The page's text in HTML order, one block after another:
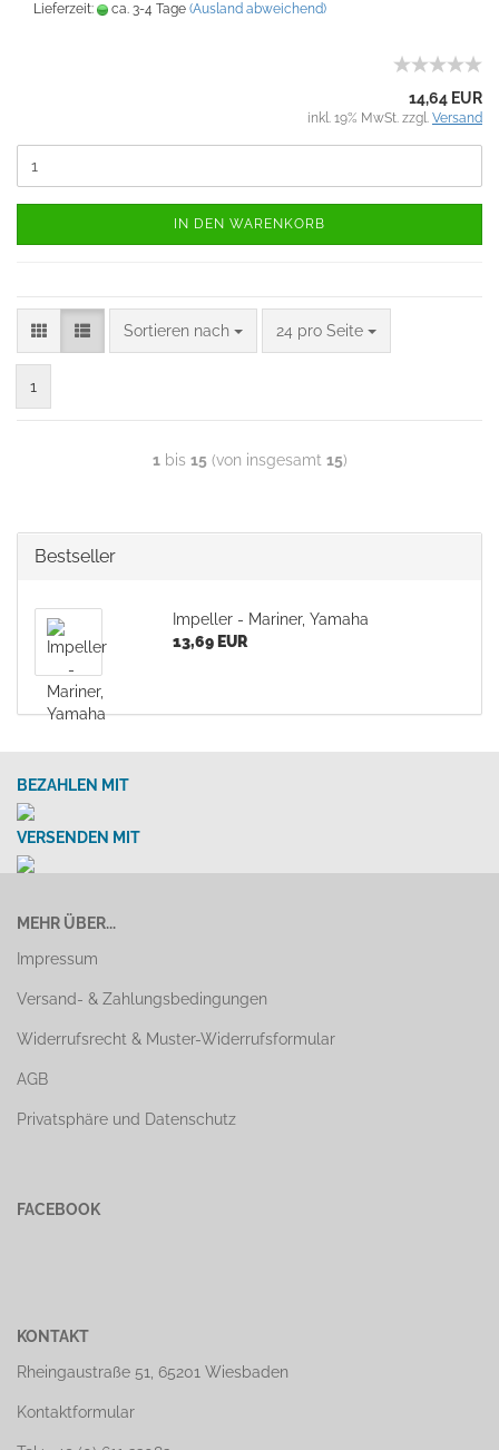
Lieferzeit:
ca. 3-4 Tage (Ausland abweichend)
14,64 EUR
inkl. 19% MwSt. zzgl. Versand
IN DEN WARENKORB
Sortieren nach 24 pro Seite
1
1bis 15(von insgesamt 15)
Bestseller
Impeller - Mariner, Yamaha
13,69 EUR
BEZAHLEN MIT
VERSENDEN MIT
MEHR ÜBER...
Impressum
Versand- & Zahlungsbedingungen
Widerrufsrecht & Muster-Widerrufsformular
AGB
Privatsphäre und Datenschutz
FACEBOOK
KONTAKT
Rheingaustraße 51, 65201 Wiesbaden
Kontaktformular